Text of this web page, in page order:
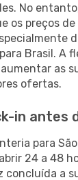
No
os preços
Brasil. A
as
ofertas.
in antes
para
24 a 48
concluída a